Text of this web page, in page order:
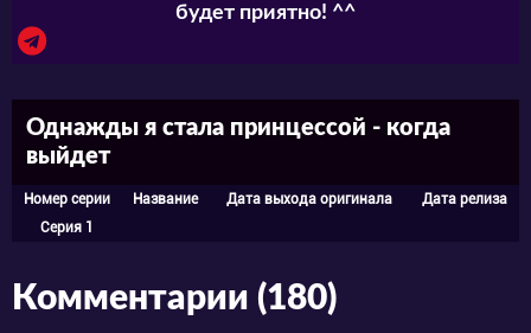
будет приятно! ^^
Однажды я стала принцессой - когда
выйдет
Номер серии Название Дата выхода оригинала
Дата релиза
Серия 1
Комментарии (180)